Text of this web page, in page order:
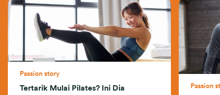
Passion story
Tertarik Mulai Pilates? Ini Dia
Passion